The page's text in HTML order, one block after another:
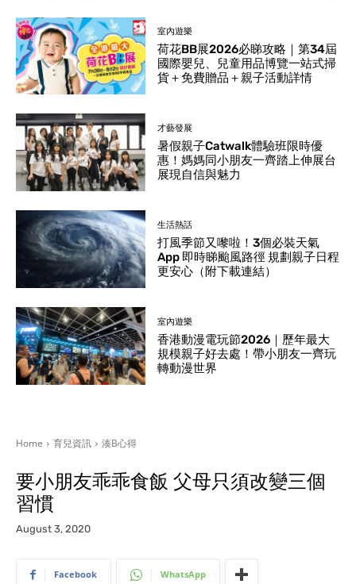
室內遊樂
荷花BB展2026必睇攻略｜第34屆
國際嬰兒、兒童用品博覽一站式掃
貨＋免費贈品＋親子活動詳情
才藝發展
暑假親子Catwalk體驗班限時優
惠！媽媽同小朋友一齊踏上伸展台
展現自信與魅力
生活熱話
打風季節又嚟啦！3個必裝天氣
App 即時睇颱風路徑 規劃親子日程
更安心（附下載連結）
室內遊樂
香港動漫電玩節2026｜歷年最大
規模親子好去處！帶小朋友一齊玩
轉動漫世界